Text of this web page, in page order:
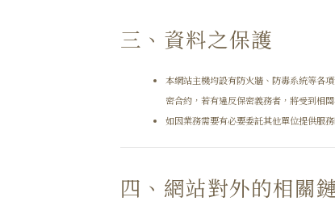
三、資料之保護
本網站主機均設有防火牆、防毒系統等各
密合約，若有違反保密義務者，將受到相
如因業務需要有必要委託其他單位提供服
四、網站對外的相關